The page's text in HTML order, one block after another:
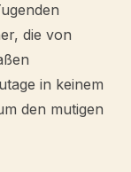
die von
in keinem
den mutigen